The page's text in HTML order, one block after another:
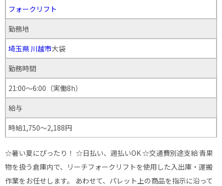
フォークリフト
勤務地
埼玉県 川越市大袋
勤務時間
21:00～6:00（実働8h）
給与
時給1,750～2,188円
☆暑い夏にぴったり！ ☆日払い、週払いOK ☆交通費別途支給 青果
物を扱う倉庫内で、リーチフォークリフトを使用した入出庫・運搬
作業をお任せします。 あわせて、パレット上の商品を指示に沿って